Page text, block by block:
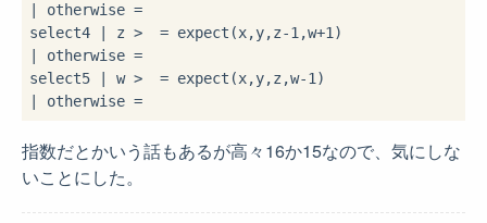
otherwise =
select4
z > = expect(x,y,z-1 ,w+1
otherwise =
select5
w > = expect(x,y,z,w-1
otherwise =
指数だとかいう話もあるが高々16か15なので、気にしな
いことにした。